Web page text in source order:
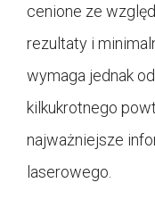
cenione ze
rezultaty i
wymaga jednak
kilkukrotnego
najważniejsze
laserowego.